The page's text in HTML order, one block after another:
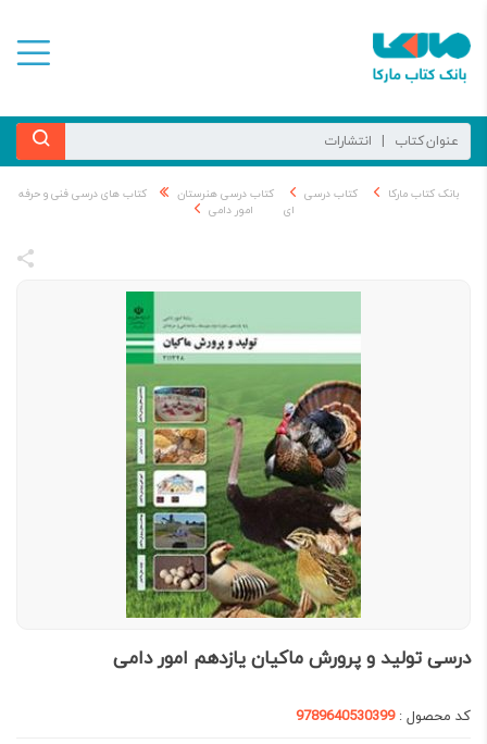
بانک کتاب مارکا کتاب درسی کتاب درسی هنرستان
کتاب های درسی فنی و حرفه
ای
امور دامی
درسی تولید و پرورش ماکیان یازدهم امور دامی
کد محصول :9789640530399